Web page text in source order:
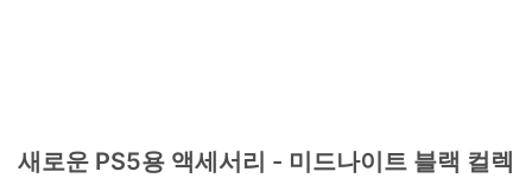
새로운 PS5용 액세서리 - 미드나이트 블랙 컬렉